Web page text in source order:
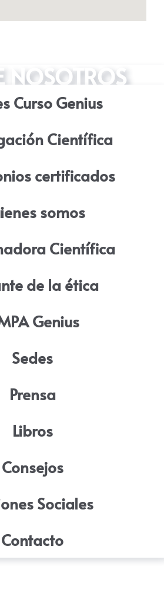
NOSOTROS
Curso Genius
Científica
certificados
somos
Científica
de la ética
Genius
Sedes
Prensa
Libros
Consejos
Sociales
Contacto